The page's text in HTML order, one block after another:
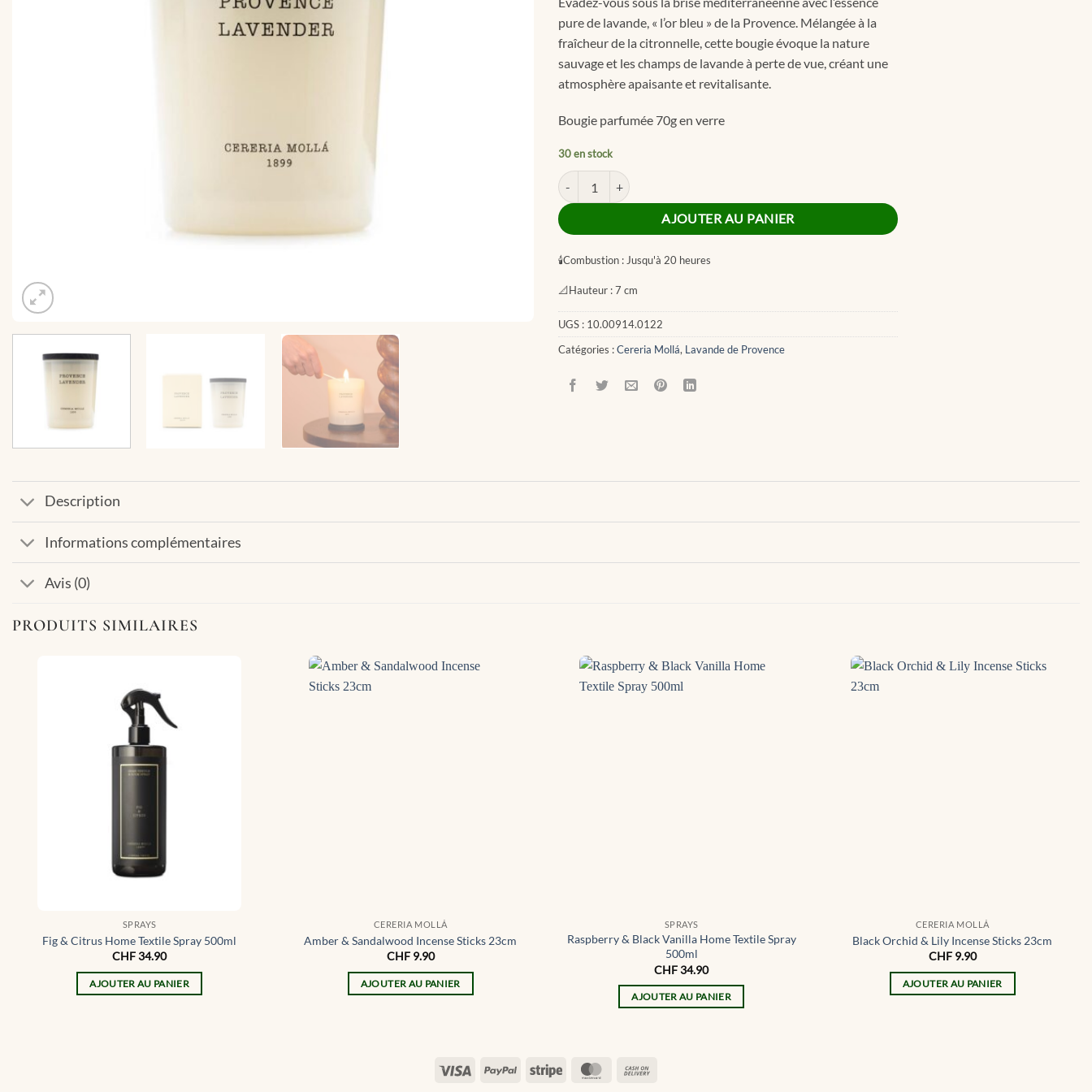
pure de lavande, « l’or bleu » de la Provence. Mélangée à la
fraîcheur de la citronnelle, cette bougie évoque la nature
sauvage et les champs de lavande à perte de vue, créant une
atmosphère apaisante et revitalisante.
Bougie parfumée 70g en verre
30 en stock
quantité de Provence Lavender Premium Small Candle 70g
AJOUTER AU PANIER
🕯Combustion : Jusqu'à 20 heures
📐Hauteur :7 cm
UGS : 10.00914.0122
Catégories :Cereria Mollá, Lavande de Provence
Description
Informations complémentaires
Avis (0)
PRODUITS SIMILAIRES
SPRAYS
Fig & Citrus Home Textile Spray 500ml
CHF34.90
AJOUTER AU PANIER
CERERIA MOLLÁ
Amber & Sandalwood Incense Sticks 23cm
CHF9.90
AJOUTER AU PANIER
SPRAYS
Raspberry & Black Vanilla Home Textile Spray
500ml
CHF34.90
AJOUTER AU PANIER
CERERIA MOLLÁ
Black Orchid & Lily Incense Sticks 23cm
CHF9.90
AJOUTER AU PANIER
Visa PayPal Stripe MasterCard